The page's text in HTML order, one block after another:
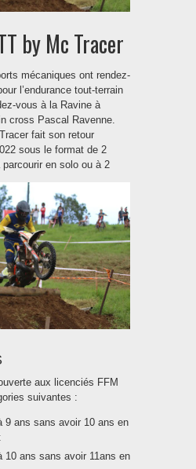
by Mc Tracer
mécaniques ont rendez-
l’endurance tout-terrain
vous à la Ravine à
cross Pascal Ravenne.
fait son retour
sous le format de 2
en solo ou à 2
aux licenciés FFM
suivantes :
9 ans sans avoir 10 ans en
10 ans sans avoir 11ans en